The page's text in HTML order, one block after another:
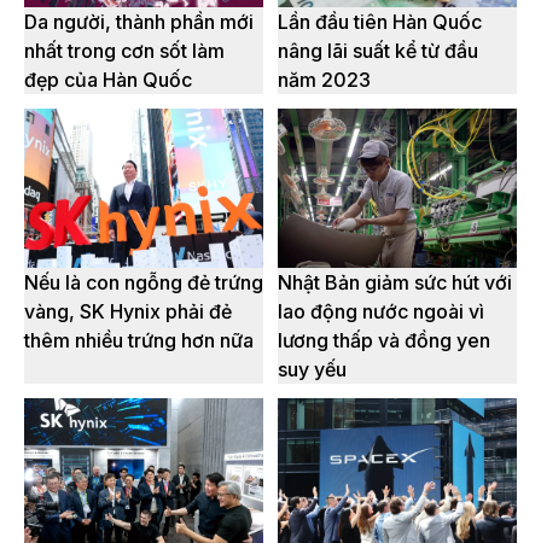
Da người, thành phần mới
nhất trong cơn sốt làm
đẹp của Hàn Quốc
Lần đầu tiên Hàn Quốc
nâng lãi suất kể từ đầu
năm 2023
Nếu là con ngỗng đẻ trứng
vàng, SK Hynix phải đẻ
thêm nhiều trứng hơn nữa
Nhật Bản giảm sức hút với
lao động nước ngoài vì
lương thấp và đồng yen
suy yếu